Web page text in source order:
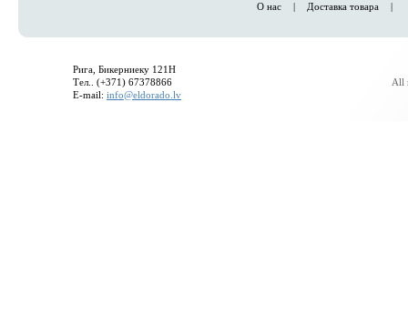
О нас | Доставка товара |
Рига, Бикерниеку 121H
Тел.. (+371) 67378866
E-mail: info@eldorado.lv
All